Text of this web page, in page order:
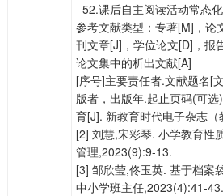
52.课后自主阅读活动常态
参考文献类型：专著[M]，论
刊文章[J]，学位论文[D]，报
论文集中的析出文献[A]
[序号]主要责任者.文献题名[
版者，出版年.起止页码(可
育[J]. 新教育时代电子杂志
[2] 刘慧,宋彩琴. 小学教育性
管理,2023(9):9-13.
[3] 邹欣莹,佟玉英. 基于档案
中小学班主任,2023(4):41-43.